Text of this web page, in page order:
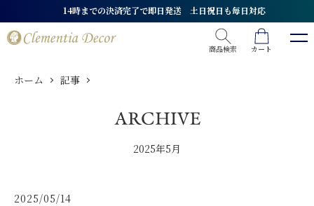
14時までの決済完了で即日発送 土日祝日も毎日対応
商品検索 カート
ホーム 記事
2025年5月
2025/05/14